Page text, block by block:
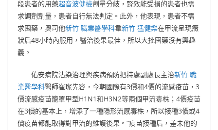
段患者的用藥超音波健檢劑量分歧，腎效能受損的患者也需
求調劑劑量，患者自行無法判定。此外，他表現，患者不需
求囤藥，奧司他新竹 職業醫學科韋新竹 猛健樂在甲流呈現癥
狀后48小時內服用，醫治後果最佳，所以大批囤藥沒有興趣
義。
佑安病院沾染治理與疾病預防把持處副處長主治新竹 職
業醫學科醫師崔璨先容，今朝國際有3價和4價的流感疫苗，3
價流感疫苗籠罩甲型H1N1和H3N2等兩個甲流毒株；4價疫苗
在3價的基本上，增添了一種隱形流感毒株，所以接種3價或4
價疫苗都能取得對甲流的維護後果。“疫苗接種后，差未他的